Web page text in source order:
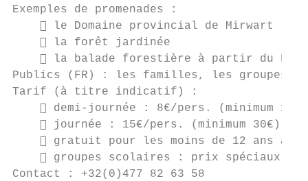
Exemples de promenades :
 le Domaine provincial de Mirwart
     la forêt jardinée
 la balade forestière à partir du
Publics (FR) : les familles, les groupes
Tarif (à titre indicatif) :
 demi-journée : 8€/pers. (minimum
     journée : 15€/pers. (minimum 30€) ;
 gratuit pour les moins de 12 ans
 groupes scolaires : prix spéciaux
Contact : +32(0)477 82 63 58